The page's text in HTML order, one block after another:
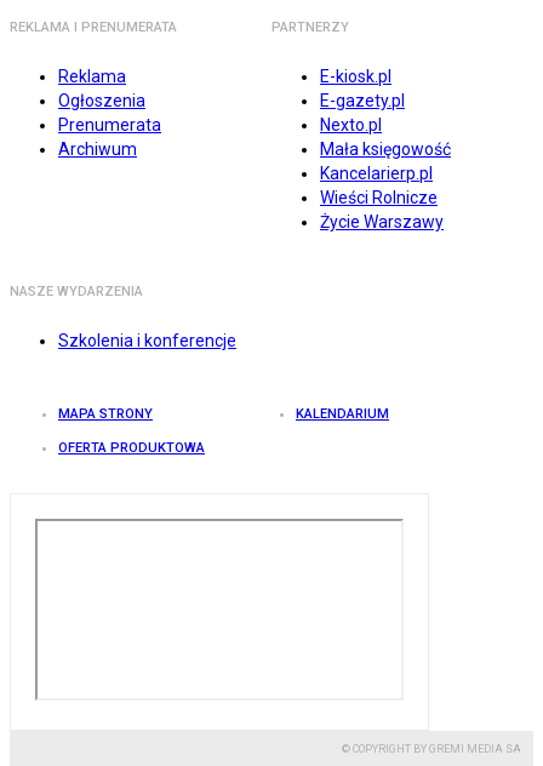
REKLAMA I PRENUMERATA
Reklama
Ogłoszenia
Prenumerata
Archiwum
PARTNERZY
E-kiosk.pl
E-gazety.pl
Nexto.pl
Mała księgowość
Kancelarierp.pl
Wieści Rolnicze
Życie Warszawy
NASZE WYDARZENIA
Szkolenia i konferencje
MAPA STRONY KALENDARIUM
OFERTA PRODUKTOWA
© COPYRIGHT BY GREMI MEDIA SA